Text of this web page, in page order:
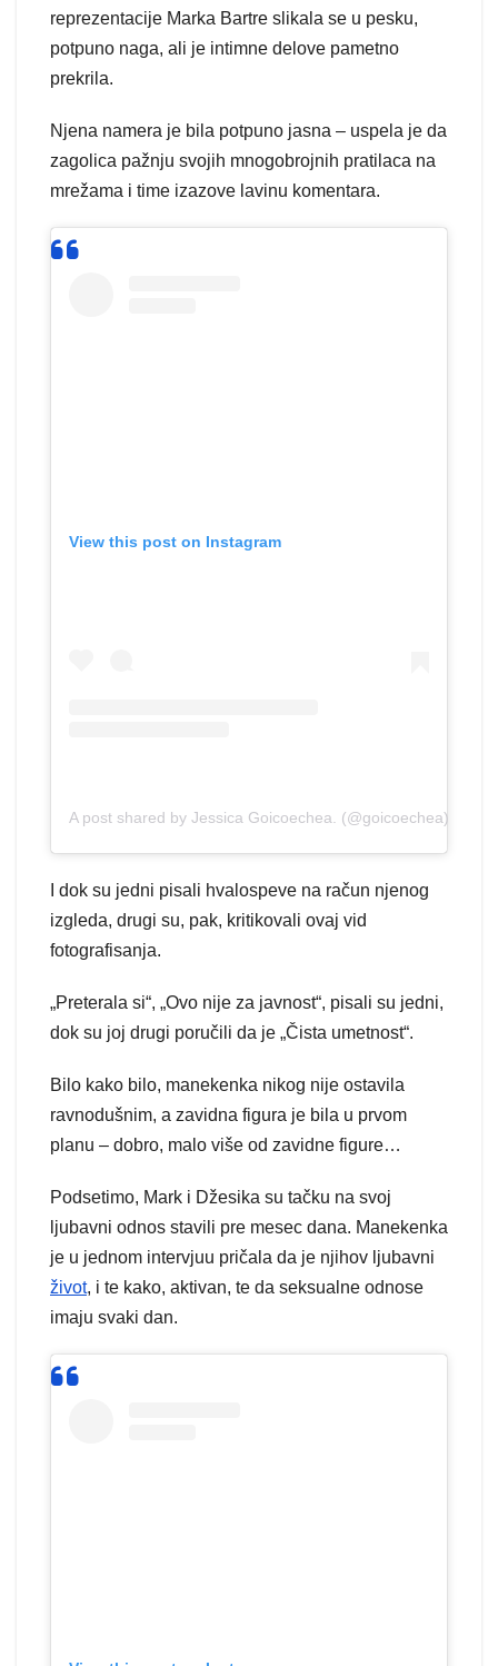
reprezentacije Marka Bartre slikala se u pesku,
potpuno naga, ali je intimne delove pametno
prekrila.
Njena namera je bila potpuno jasna – uspela je da
zagolica pažnju svojih mnogobrojnih pratilaca na
mrežama i time izazove lavinu komentara.
View this post on Instagram
A post shared by Jessica Goicoechea. (@goicoechea)
I dok su jedni pisali hvalospeve na račun njenog
izgleda, drugi su, pak, kritikovali ovaj vid
fotografisanja.
„Preterala si“, „Ovo nije za javnost“, pisali su jedni,
dok su joj drugi poručili da je „Čista umetnost“.
Bilo kako bilo, manekenka nikog nije ostavila
ravnodušnim, a zavidna figura je bila u prvom
planu – dobro, malo više od zavidne figure…
Podsetimo, Mark i Džesika su tačku na svoj
ljubavni odnos stavili pre mesec dana. Manekenka
je u jednom intervjuu pričala da je njihov ljubavni
život, i te kako, aktivan, te da seksualne odnose
imaju svaki dan.